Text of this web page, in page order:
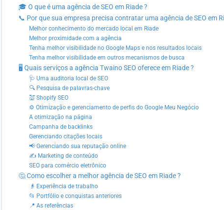
🎓 O que é uma agência de SEO em Riade ?
📞 Por que sua empresa precisa contratar uma agência de SEO em
Melhor conhecimento do mercado local em Riade
Melhor proximidade com a agência
Tenha melhor visibilidade no Google Maps e nos resultados locais
Tenha melhor visibilidade em outros mecanismos de busca
🖥️ Quais serviços a agência Twaino SEO oferece em Riade ?
🩺 Uma auditoria local de SEO
🔍 Pesquisa de palavras-chave
💒 Shopify SEO
⚙ Otimização e gerenciamento de perfis do Google Meu Negócio
A otimização na página
Campanha de backlinks
Gerenciando citações locais
📢 Gerenciando sua reputação online
✍ Marketing de conteúdo
SEO para comércio eletrônico
🤔 Como escolher a melhor agência de SEO em Riade ?
👴 Experiência de trabalho
📂 Portfólio e conquistas anteriores
📍 As referências